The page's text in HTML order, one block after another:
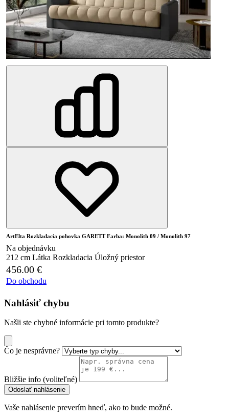
ArtElta Rozkladacia pohovka GARETT Farba: Monolith 09 / Monolith 97
Na objednávku
212 cm Látka Rozkladacia Úložný priestor
456.00 €
Do obchodu
Nahlásiť chybu
Našli ste chybné informácie pri tomto produkte?
Čo je nesprávne?
Bližšie info (voliteľné)
Odoslať nahlásenie
Vaše nahlásenie preverím hneď, ako to bude možné.